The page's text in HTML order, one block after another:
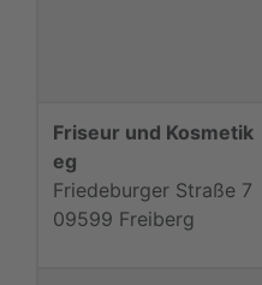
Friseur und Kosmetik
eg
Friedeburger Straße 7
09599 Freiberg